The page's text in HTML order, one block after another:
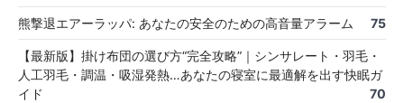
熊撃退エアーラッパ: あなたの安全のための高音量アラーム 75
【最新版】掛け布団の選び方“完全攻略”｜シンサレート・羽毛・
人工羽毛・調温・吸湿発熱…あなたの寝室に最適解を出す快眠ガ
イド
70